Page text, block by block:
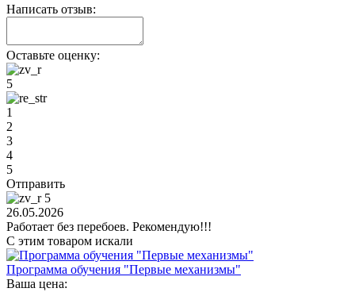
Написать отзыв:
Оставьте оценку:
5
1
2
3
4
5
Отправить
5
26.05.2026
Работает без перебоев. Рекомендую!!!
С этим товаром искали
Программа обучения "Первые механизмы"
Ваша цена: